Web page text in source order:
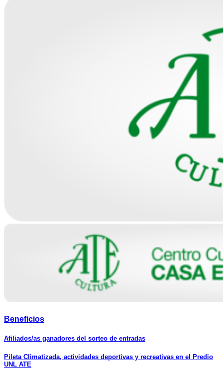
Beneficios
Afiliados/as ganadores del sorteo de entradas
Pileta Climatizada, actividades deportivas y recreativas en el Predio
UNL ATE